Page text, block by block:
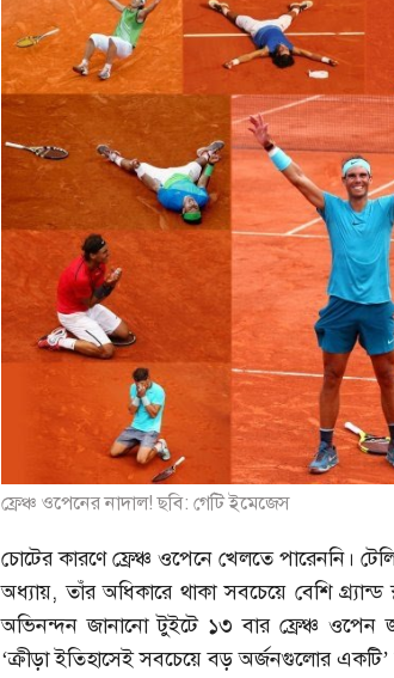
ফ্রেঞ্চ ওপেনের নাদাল! ছবি: গেটি ইমেজেস
চোটের কারণে ফ্রেঞ্চ ওপেনে খেলতে পারেননি।
অধ্যায়, তাঁর অধিকারে থাকা সবচেয়ে বেশি গ্র্যান্ড
অভিনন্দন জানানো টুইটে ১৩ বার ফ্রেঞ্চ ওপেন
‘ক্রীড়া ইতিহাসেই সবচেয়ে বড় অর্জনগুলোর একটি’
নেপথ্যের মাশরাফি